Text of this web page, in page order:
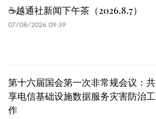
☕️越通社新闻下午茶（2026.8.7）
07/08/2026 09:39
第十六届国会第一次非常规会议：共
享电信基础设施数据服务灾害防治工
作